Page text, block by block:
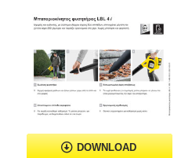
DOWNLOAD